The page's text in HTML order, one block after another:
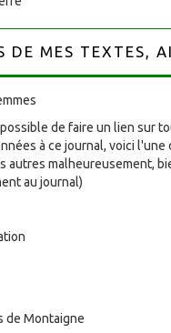
DE MES TEXTES,
de faire un lien sur
à ce journal, voici l'une
autres malheureusement,
au journal)
de Montaigne